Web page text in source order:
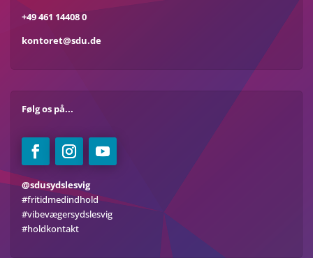
+49 461 14408 0
kontoret@sdu.de
Følg os på...
@sdusydslesvig
#fritidmedindhold
#vibevægersydslesvig
#holdkontakt